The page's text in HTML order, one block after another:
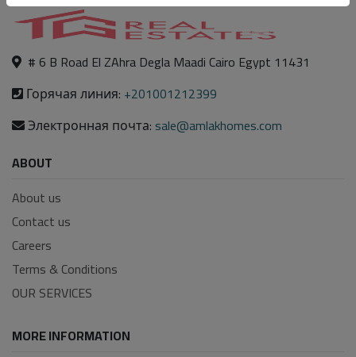
# 6 B Road El ZAhra Degla Maadi Cairo Egypt 11431
Горячая линия: +201001212399
Электронная почта: sale@amlakhomes.com
ABOUT
About us
Contact us
Careers
Terms & Conditions
OUR SERVICES
MORE INFORMATION